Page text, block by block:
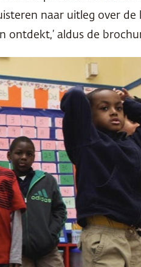
naar uitleg over de
ontdekt,’ aldus de